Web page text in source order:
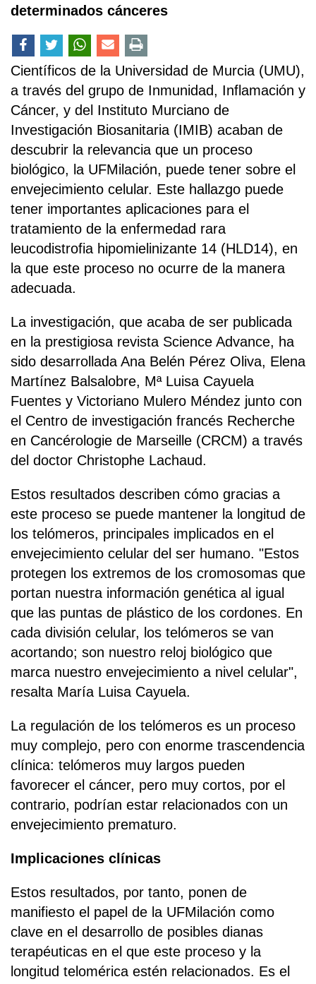
determinados cánceres
Científicos de la Universidad de Murcia (UMU),
a través del grupo de Inmunidad, Inflamación y
Cáncer, y del Instituto Murciano de
Investigación Biosanitaria (IMIB) acaban de
descubrir la relevancia que un proceso
biológico, la UFMilación, puede tener sobre el
envejecimiento celular. Este hallazgo puede
tener importantes aplicaciones para el
tratamiento de la enfermedad rara
leucodistrofia hipomielinizante 14 (HLD14), en
la que este proceso no ocurre de la manera
adecuada.
La investigación, que acaba de ser publicada
en la prestigiosa revista Science Advance, ha
sido desarrollada Ana Belén Pérez Oliva, Elena
Martínez Balsalobre, Mª Luisa Cayuela
Fuentes y Victoriano Mulero Méndez junto con
el Centro de investigación francés Recherche
en Cancérologie de Marseille (CRCM) a través
del doctor Christophe Lachaud.
Estos resultados describen cómo gracias a
este proceso se puede mantener la longitud de
los telómeros, principales implicados en el
envejecimiento celular del ser humano. "Estos
protegen los extremos de los cromosomas que
portan nuestra información genética al igual
que las puntas de plástico de los cordones. En
cada división celular, los telómeros se van
acortando; son nuestro reloj biológico que
marca nuestro envejecimiento a nivel celular",
resalta María Luisa Cayuela.
La regulación de los telómeros es un proceso
muy complejo, pero con enorme trascendencia
clínica: telómeros muy largos pueden
favorecer el cáncer, pero muy cortos, por el
contrario, podrían estar relacionados con un
envejecimiento prematuro.
Implicaciones clínicas
Estos resultados, por tanto, ponen de
manifiesto el papel de la UFMilación como
clave en el desarrollo de posibles dianas
terapéuticas en el que este proceso y la
longitud telomérica estén relacionados. Es el